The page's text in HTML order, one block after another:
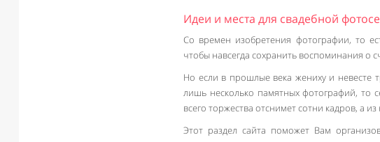
Идеи и места для свадебной
Со времен изобретения фотографии, то
чтобы навсегда сохранить воспоминания о
Но если в прошлые века жениху и невесте
лишь несколько памятных фотографий, то
всего торжества отснимет сотни кадров, а
Этот раздел сайта поможет Вам